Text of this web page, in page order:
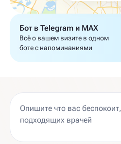
Бот в Telegram и MAX
Всё о вашем визите в одном
боте с напоминаниями